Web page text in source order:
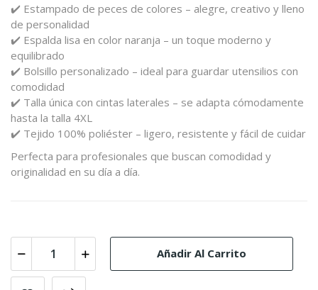
✔️ Estampado de peces de colores – alegre, creativo y lleno
de personalidad
✔️ Espalda lisa en color naranja – un toque moderno y
equilibrado
✔️ Bolsillo personalizado – ideal para guardar utensilios con
comodidad
✔️ Talla única con cintas laterales – se adapta cómodamente
hasta la talla 4XL
✔️ Tejido 100% poliéster – ligero, resistente y fácil de cuidar
Perfecta para profesionales que buscan comodidad y
originalidad en su día a día.
Añadir Al Carrito